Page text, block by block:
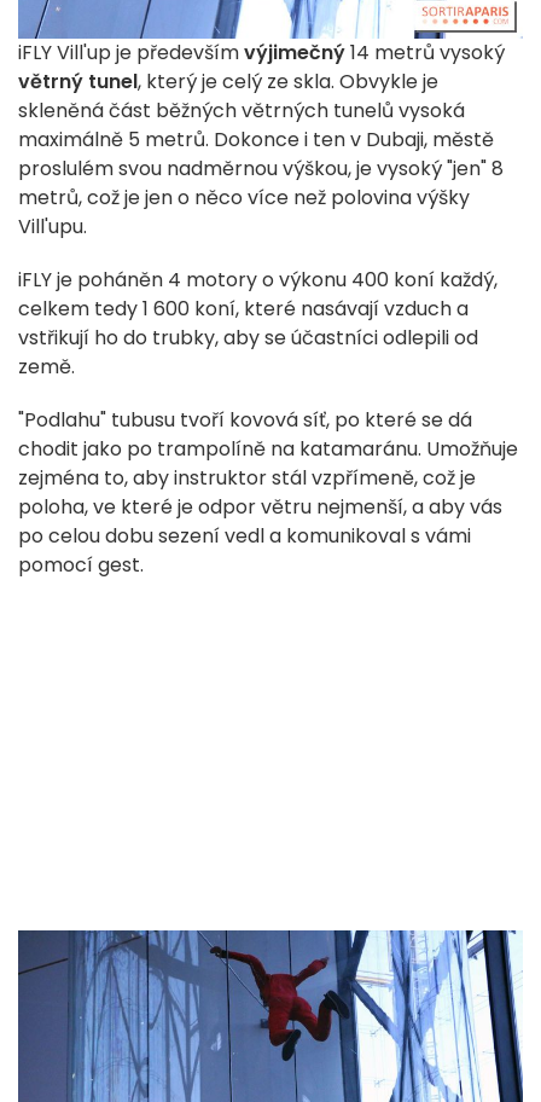
iFLY Vill'up je předevšímvýjimečný14 metrů vysoký
větrný tunel, který je celý ze skla. Obvykle je
skleněná část běžných větrných tunelů vysoká
maximálně 5 metrů. Dokonce i ten v Dubaji, městě
proslulém svou nadměrnou výškou, je vysoký "jen" 8
metrů, což je jen o něco více než polovina výšky
Vill'upu.
iFLY je poháněn 4 motory o výkonu 400 koní každý,
celkem tedy 1 600 koní, které nasávají vzduch a
vstřikují ho do trubky, aby se účastníci odlepili od
země.
"Podlahu" tubusu tvoří kovová síť, po které se dá
chodit jako po trampolíně na katamaránu. Umožňuje
zejména to, aby instruktor stál vzpřímeně, což je
poloha, ve které je odpor větru nejmenší, a aby vás
po celou dobu sezení vedl a komunikoval s vámi
pomocí gest.